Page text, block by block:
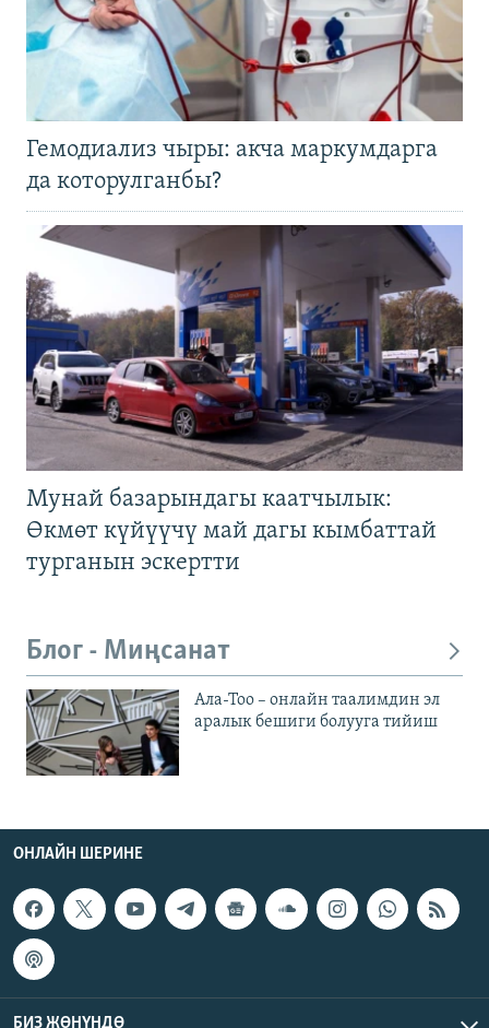
Гемодиализ чыры: акча маркумдарга
да которулганбы?
Мунай базарындагы каатчылык:
Өкмөт күйүүчү май дагы кымбаттай
турганын эскертти
Блог - Миңсанат
Ала-Тоо – онлайн таалимдин эл
аралык бешиги болууга тийиш
ОНЛАЙН ШЕРИНЕ
БИЗ ЖӨНҮНДӨ